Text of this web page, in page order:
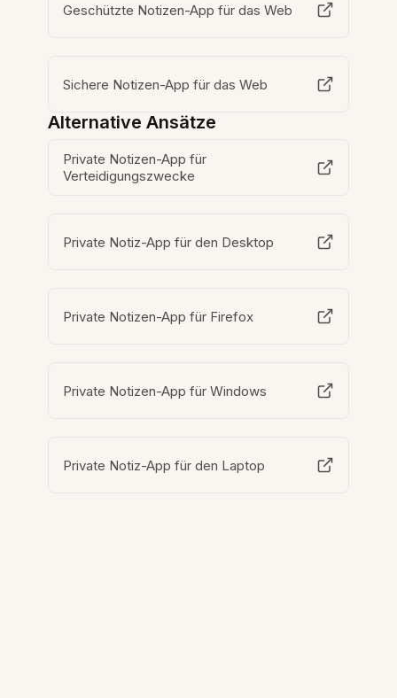
Geschützte Notizen-App für das Web
Sichere Notizen-App für das Web
Alternative Ansätze
Private Notizen-App für
Verteidigungszwecke
Private Notiz-App für den Desktop
Private Notizen-App für Firefox
Private Notizen-App für Windows
Private Notiz-App für den Laptop